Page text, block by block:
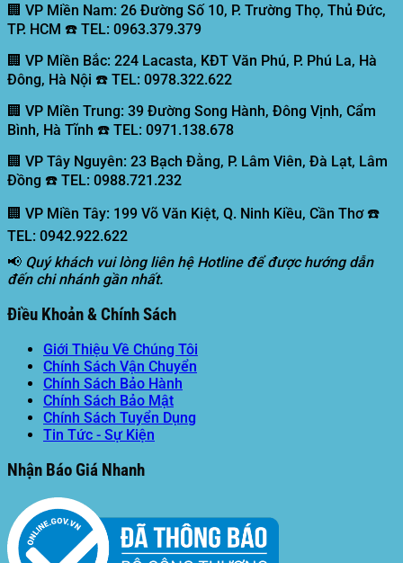
🏢 VP Miền Nam: 26 Đường Số 10, P. Trường Thọ, Thủ Đức,
TP. HCM ☎️ TEL: 0963.379.379
🏢 VP Miền Bắc: 224 Lacasta, KĐT Văn Phú, P. Phú La, Hà
Đông, Hà Nội ☎️ TEL: 0978.322.622
🏢 VP Miền Trung: 39 Đường Song Hành, Đông Vịnh, Cẩm
Bình, Hà Tĩnh ☎️ TEL: 0971.138.678
🏢 VP Tây Nguyên: 23 Bạch Đằng, P. Lâm Viên, Đà Lạt, Lâm
Đồng ☎️ TEL: 0988.721.232
🏢 VP Miền Tây: 199 Võ Văn Kiệt, Q. Ninh Kiều, Cần Thơ ☎️
TEL: 0942.922.622
📢 Quý khách vui lòng liên hệ Hotline để được hướng dẫn
đến chi nhánh gần nhất.
Điều Khoản & Chính Sách
Giới Thiệu Về Chúng Tôi
Chính Sách Vận Chuyển
Chính Sách Bảo Hành
Chính Sách Bảo Mật
Chính Sách Tuyển Dụng
Tin Tức - Sự Kiện
Nhận Báo Giá Nhanh